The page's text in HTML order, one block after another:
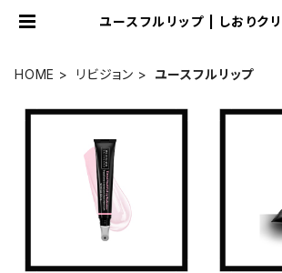
ユースフルリップ | しおりク
HOME リビジョン ユースフルリップ